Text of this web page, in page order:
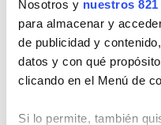
Nosotros y nuestros
para almacenar y
de publicidad y
datos y con qué
clicando en el Menú de
Si lo permite, también